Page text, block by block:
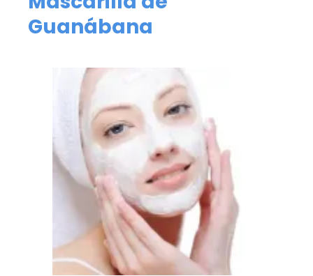
Guanábana